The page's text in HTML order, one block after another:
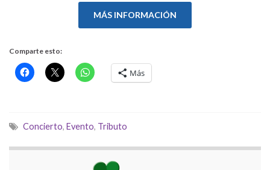
MÁS INFORMACIÓN
Comparte esto:
Más
Concierto, Evento, Tributo